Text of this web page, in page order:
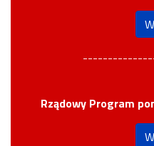
Rządowy Program